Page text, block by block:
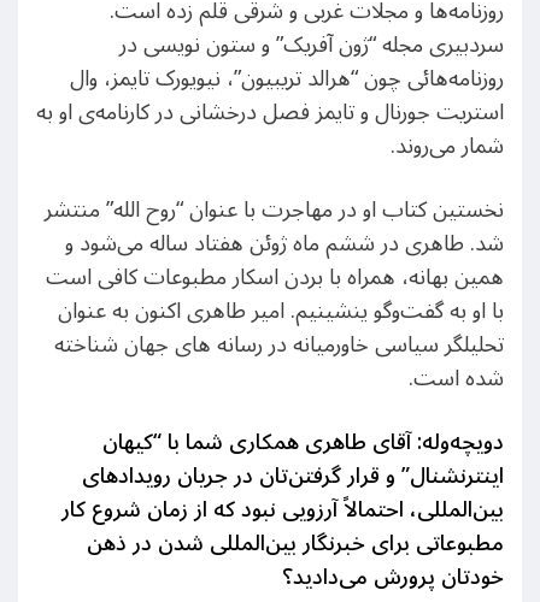
روزنامه‌ها و مجلات غربی و شرقی قلم زده است.
سردبیری مجله “ژون آفریک” و ستون نویسی در
روزنامه‌هائی چون “هرالد تریبیون”، نیویورک تایمز، وال
استریت جورنال و تایمز فصل‌‌‌‌‌‌‌‌‌‌‌‌‌‌‌‌‌‌‌‌ درخشانی در کارنامه‌ی او به
شمار می‌‌روند.
نخستین کتاب او در مهاجرت با عنوان “روح الله” منتشر
شد. طاهری در ششم ماه ژوئن هفتاد ساله می‌شود و
همین بهانه، همراه با بردن اسکار مطبوعات کافی است
با او به گفت‌وگو ینشینیم. امیر طاهری اکنون به عنوان
تحلیلگر سیاسی خاورمیانه در رسانه های جهان شناخته
شده است.
دویچه‌‌وله: آقای طاهری همکاری شما با “کیهان
اینترنشنال” و قرار گرفتن‌تان در جریان رویدادهای
بین‌المللی، احتمالاً آرزویی نبود که از زمان شروع کار
مطبوعاتی برای خبرنگار بین‌المللی شدن در ذهن
خودتان پرورش می‌‌دادید؟